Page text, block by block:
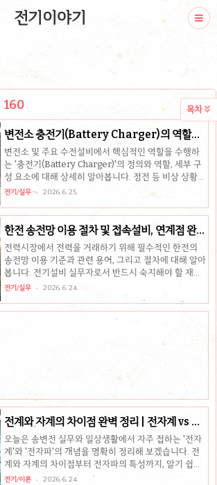
전기이야기
목차 
160
변전소 충전기(Battery Charger)의 역할과
구성 요소 완벽 분석
변전소 및 주요 수전설비에서 핵심적인 역할을 수행하
는 '충전기(Battery Charger)'의 정의와 역할, 세부 구
성 요소에 대해 상세히 알아봅니다. 정전 등 비상 상황에
서도 제어 전원과 통신설비를 안정적으로 유지하기 위
쉽게 정리했습니다.핵심 요약기본 역할: 교류(AC)를 직
류(DC)로 정류하여 변전소 내 직류 부하 전원 공급 및
축전지 충전핵심 부하: 원격제어전원, 제어용 조작전원,
통신설비, 비상조명 등 정전 시 필수 계통 설비주요 구
성: 고정비율 변압기(전압 강하), 정류체(AC→DC 변
환), 부하전압보상부(일정 전압 유지), 각종 보호 및 경보
회로 1. 충전기의 정의와 역할전력 계통에서 충전기
(Battery Charger)는 심장과도 같..
전기/실무 2026. 6. 25.
한전 송전망 이용 절차 및 접속설비, 연계점 완벽
정리
전력시장에서 전력을 거래하기 위해 필수적인 한전의
송전망 이용 기준과 관련 용어, 그리고 절차에 대해 알아
봅니다. 전기설비 실무자로서 반드시 숙지해야 할 재산
한계점과 연계점의 명확한 구분 기준을 실무 핵심 위주
로 깔끔하게 정리했습니다.핵심 요약적용 대상: 전력시
장에서 전력 거래를 위해 한전 송전망을 이용하는 고객
핵심 용어: 접속설비, 접속점, 연계점의 명확한 역할 구
공사 및 이용까지의 흐름한계점 결정: 재산한계점은 고
시장에서 전력을 거래하기 위하여 한전의 송전용 전기
설비를 이용하거나 이용하..
전기/실무 2026. 6. 24.
전계와 자계의 차이점 완벽 정리 | 전자계 vs 전
자파
오늘은 송변전 실무와 일상생활에서 자주 접하는 '전자
계'와 '전자파'의 개념을 명확히 정리해 보겠습니다. 전
계와 자계의 차이점부터 전자파의 특성까지, 알기 쉽게
핵심만 요약해 드립니다.핵심 요약전계(Electric
전기/이론 2026. 6. 24.